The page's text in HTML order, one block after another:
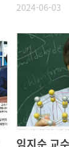
2024-06-03
임지순 교